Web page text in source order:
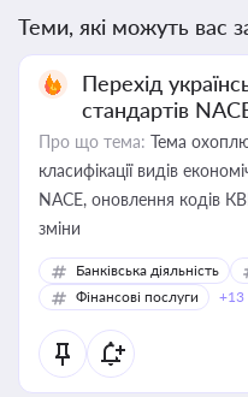
Теми, які можуть вас
Перехід
стандартів
Про що тема: Тема
класифікації видів
NACE, оновлення кодів
зміни
Банківська діяльність
Фінансові послуги
+13